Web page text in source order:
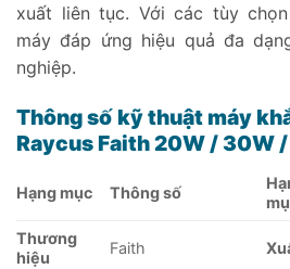
xuất liên tục. Với các tùy
máy đáp ứng hiệu quả đa
nghiệp.
Thông số kỹ thuật máy
Raycus Faith 20W / 30W
Hạng mục Thông số
Thương
hiệu
Faith